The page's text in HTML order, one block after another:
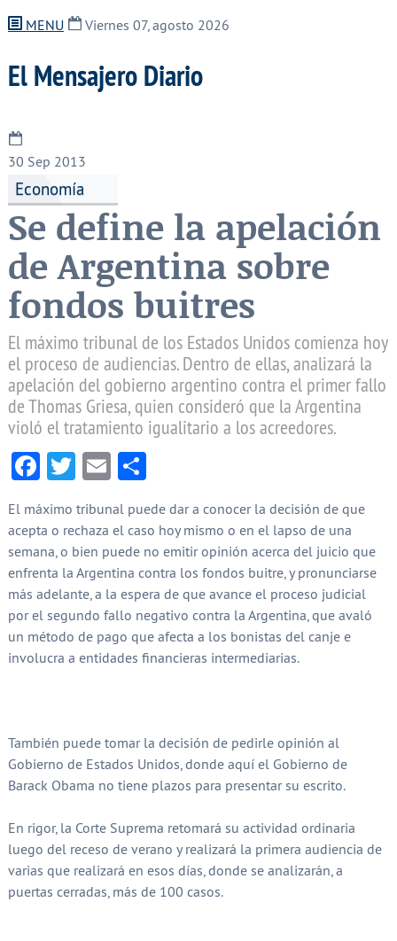
MENU Viernes 07, agosto 2026
El Mensajero Diario
30 Sep 2013
Economía
Se define la apelación
de Argentina sobre
fondos buitres
El máximo tribunal de los Estados Unidos comienza hoy
el proceso de audiencias. Dentro de ellas, analizará la
apelación del gobierno argentino contra el primer fallo
de Thomas Griesa, quien consideró que la Argentina
violó el tratamiento igualitario a los acreedores.
Facebook
Twitter
EmailCompartir
El máximo tribunal puede dar a conocer la decisión de que
acepta o rechaza el caso hoy mismo o en el lapso de una
semana, o bien puede no emitir opinión acerca del juicio que
enfrenta la Argentina contra los fondos buitre, y pronunciarse
más adelante, a la espera de que avance el proceso judicial
por el segundo fallo negativo contra la Argentina, que avaló
un método de pago que afecta a los bonistas del canje e
involucra a entidades financieras intermediarias.
También puede tomar la decisión de pedirle opinión al
Gobierno de Estados Unidos, donde aquí el Gobierno de
Barack Obama no tiene plazos para presentar su escrito.
En rigor, la Corte Suprema retomará su actividad ordinaria
luego del receso de verano y realizará la primera audiencia de
varias que realizará en esos días, donde se analizarán, a
puertas cerradas, más de 100 casos.